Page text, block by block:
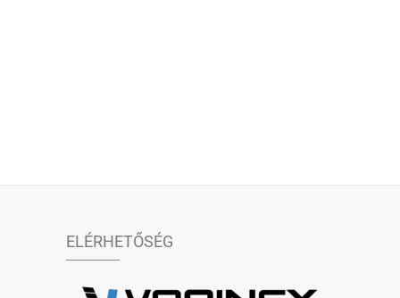
ELÉRHETŐSÉG